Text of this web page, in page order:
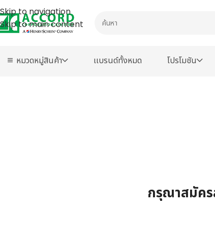
Skip to navigation
Skip to main content
หมวดหมู่สินค้า เเบรนด์ทั้งหมด โปรโมชัน
กรุณาสมัคร